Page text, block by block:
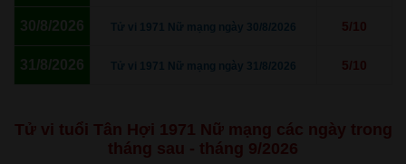
30/8/2026 Tử vi 1971 Nữ mạng ngày 30/8/2026 5/10
31/8/2026 Tử vi 1971 Nữ mạng ngày 31/8/2026 5/10
Tử vi tuổi Tân Hợi 1971 Nữ mạng các ngày trong
tháng sau - tháng 9/2026